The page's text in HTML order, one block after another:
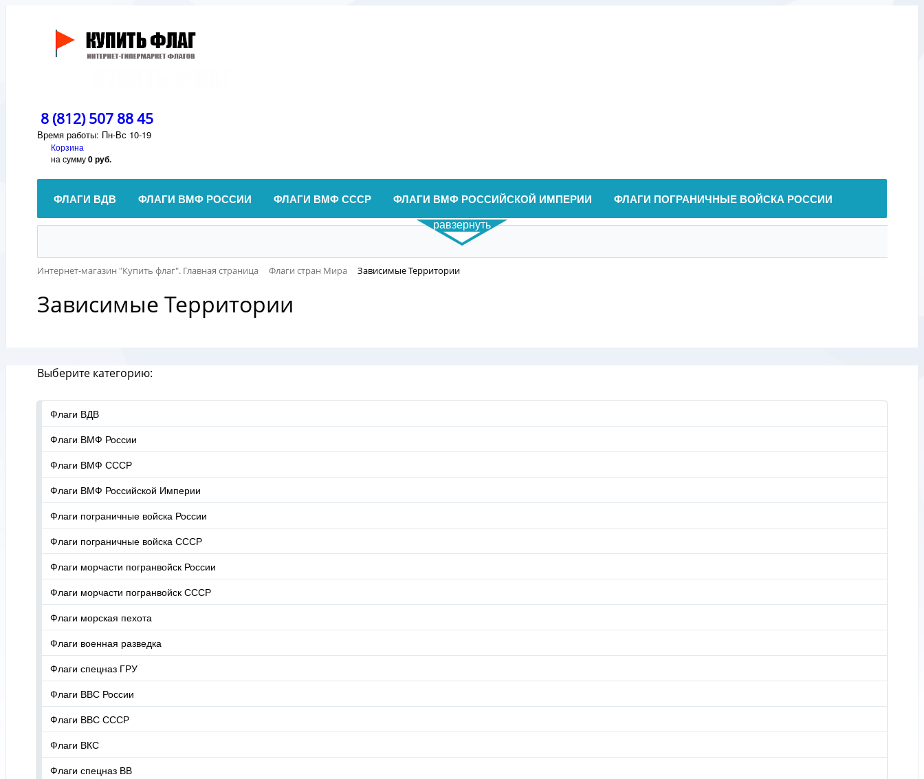
8 (812) 507 88 45
Время работы: Пн-Вс 10-19
Корзина
на сумму0 руб.
ФЛАГИ ВДВ ФЛАГИ ВМФ РОССИИ ФЛАГИ ВМФ СССР ФЛАГИ ВМФ РОССИЙСКОЙ ИМПЕРИИ ФЛАГИ ПОГРАНИЧНЫЕ ВОЙСКА РОССИИ
равзернуть
Интернет-магазин "Купить флаг". Главная страница Флаги стран Мира Зависимые Территории
Зависимые Территории
Выберите категорию:
Флаги ВДВ
Флаги ВМФ России
Флаги ВМФ СССР
Флаги ВМФ Российской Империи
Флаги пограничные войска России
Флаги пограничные войска СССР
Флаги морчасти погранвойск России
Флаги морчасти погранвойск СССР
Флаги морская пехота
Флаги военная разведка
Флаги спецназ ГРУ
Флаги ВВС России
Флаги ВВС СССР
Флаги ВКС
Флаги спецназ ВВ